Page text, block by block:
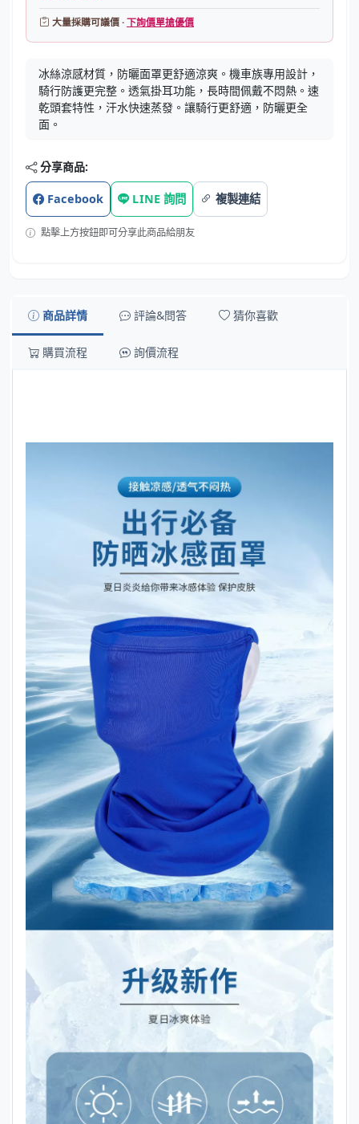
大量採購可議價 ·下詢價單搶優價
冰絲涼感材質，防曬面罩更舒適涼爽。機車族專用設計，
騎行防護更完整。透氣掛耳功能，長時間佩戴不悶熱。速
乾頭套特性，汗水快速蒸發。讓騎行更舒適，防曬更全
面。
分享商品:
Facebook LINE 詢問 複製連結
點擊上方按鈕即可分享此商品給朋友
商品詳情 評論&問答 猜你喜歡
購買流程 詢價流程